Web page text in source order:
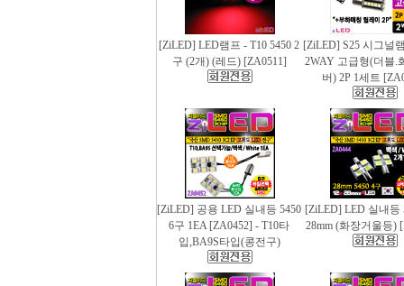
[ZiLED] LED램프 - T10 5450 2
구 (2개) (레드) [ZA0511]
[ZiLED] S25 시그널
2WAY 고급형(더블.
버) 2P 1세트
[ZiLED] 공용 LED 실내등 5450
6구 1EA [ZA0452] - T10타
입,BA9S타입(콩전구)
[ZiLED] LED 실내등
28mm (화장거울등)